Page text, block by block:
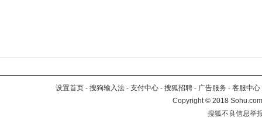
设置首页 - 搜狗输入法 - 支付中心 - 搜狐招聘 - 广告服务 - 客服中心
Copyright©2018
搜狐不良信息举